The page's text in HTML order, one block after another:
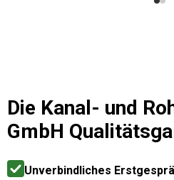
Die Kanal- und
GmbH
Unverbindliches